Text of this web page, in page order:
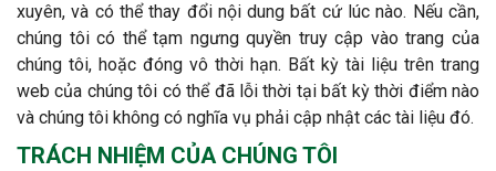
xuyên, và có thể thay đổi nội dung bất cứ lúc nào. Nếu cần,
chúng tôi có thể tạm ngưng quyền truy cập vào trang của
chúng tôi, hoặc đóng vô thời hạn. Bất kỳ tài liệu trên trang
web của chúng tôi có thể đã lỗi thời tại bất kỳ thời điểm nào
và chúng tôi không có nghĩa vụ phải cập nhật các tài liệu đó.
TRÁCH NHIỆM CỦA CHÚNG TÔI